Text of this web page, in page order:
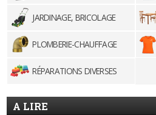
JARDINAGE, BRICOLAGE
PLOMBERIE-CHAUFFAGE
RÉPARATIONS DIVERSES
A LIRE